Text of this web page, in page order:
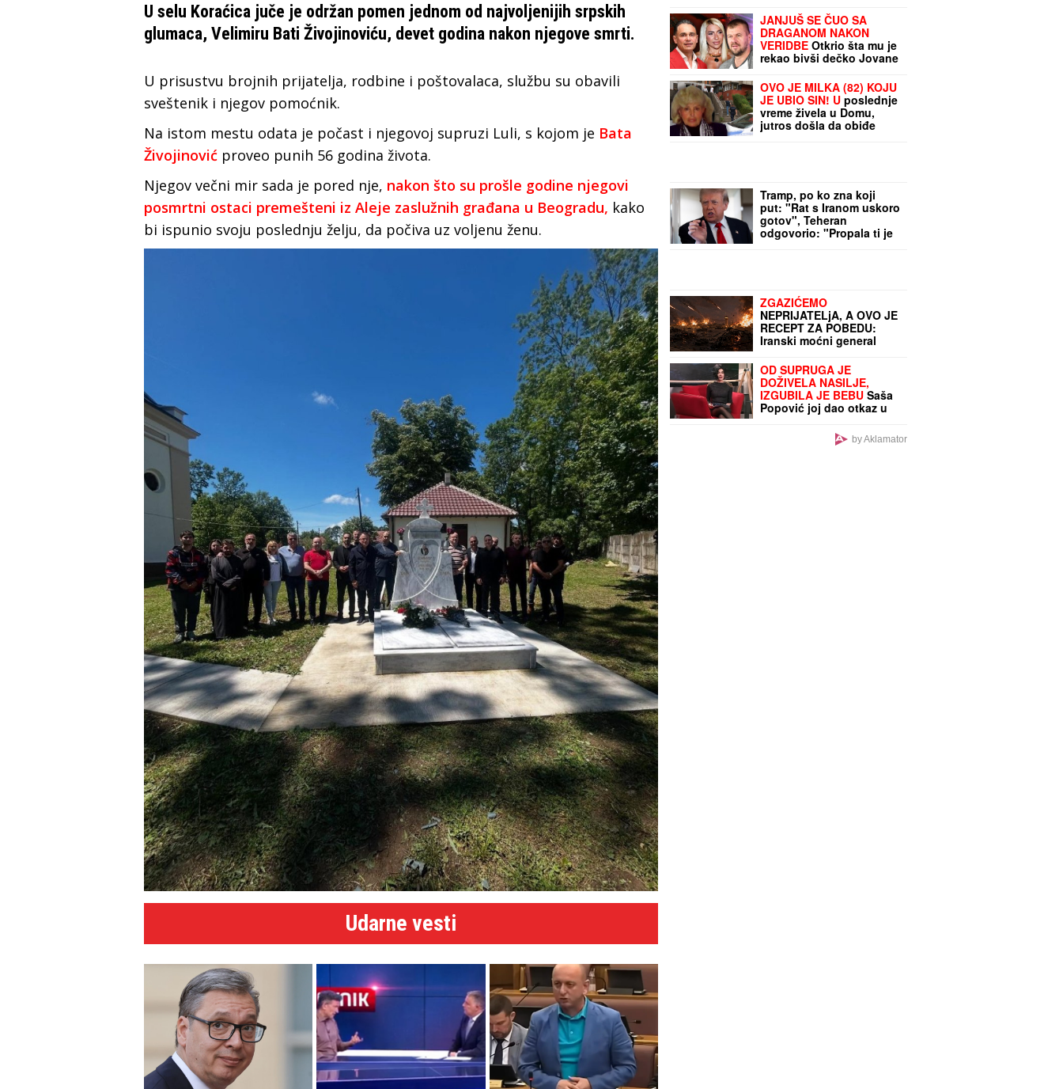
U selu Koraćica juče je održan pomen jednom od najvoljenijih srpskih
glumaca, Velimiru Bati Živojinoviću, devet godina nakon njegove smrti.
U prisustvu brojnih prijatelja, rodbine i poštovalaca, službu su obavili
sveštenik i njegov pomoćnik.
Na istom mestu odata je počast i njegovoj supruzi Luli, s kojom je Bata
Živojinović proveo punih 56 godina života.
Njegov večni mir sada je pored nje, nakon što su prošle godine njegovi
posmrtni ostaci premešteni iz Aleje zaslužnih građana u Beogradu, kako
bi ispunio svoju poslednju želju, da počiva uz voljenu ženu.
Udarne vesti
JANJUŠ SE ČUO SA
DRAGANOM NAKON
VERIDBE Otkrio šta mu je
rekao bivši dečko Jovane
Aleksandrom želi decu"
OVO JE MILKA (82) KOJU
JE UBIO SIN! U poslednje
vreme živela u Domu,
jutros došla da obiđe
sina, a on je TUKAO DO
Tramp, po ko zna koji
put: "Rat s Iranom uskoro
gotov", Teheran
odgovorio: "Propala ti je
diplomatija. Samo pričaš,
ZGAZIĆEMO
NEPRIJATELjA, A OVO JE
RECEPT ZA POBEDU:
Iranski moćni general
otkrio tajnu uspeha
iranske vojske
OD SUPRUGA JE
DOŽIVELA NASILJE,
IZGUBILA JE BEBU Saša
Popović joj dao otkaz u
"Zvezdama Granda", a
onda je potpuno
by Aklamator